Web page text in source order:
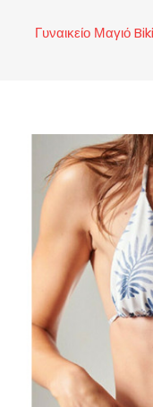
Γυναικείο Μαγιό